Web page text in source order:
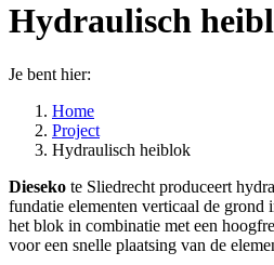
Hydraulisch
Je bent hier:
Home
Project
Hydraulisch heiblok
Dieseko te Sliedrecht produceert
fundatie elementen verticaal de
het blok in combinatie met een
voor een snelle plaatsing van de